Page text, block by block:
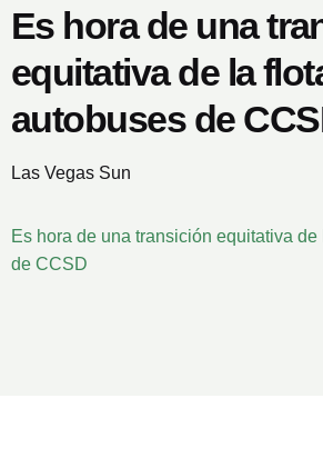
Es hora de una
equitativa de la
autobuses de
Las Vegas Sun
Es hora de una transición equitativa
de CCSD